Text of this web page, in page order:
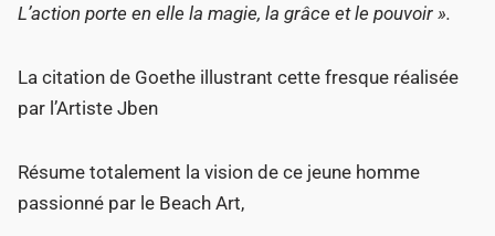
L’action porte en elle la magie, la grâce et le pouvoir ».
La citation de Goethe illustrant cette fresque réalisée
par l’Artiste Jben
Résume totalement la vision de ce jeune homme
passionné par le Beach Art,